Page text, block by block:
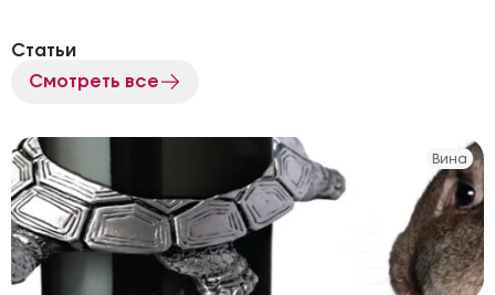
Статьи
Смотреть все
Вина